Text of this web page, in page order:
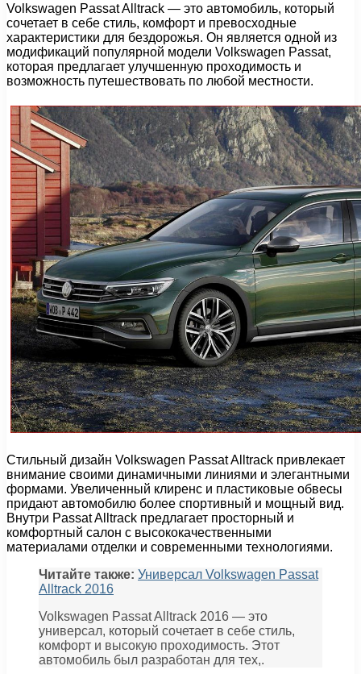
Volkswagen Passat Alltrack — это автомобиль, который
сочетает в себе стиль, комфорт и превосходные
характеристики для бездорожья. Он является одной из
модификаций популярной модели Volkswagen Passat,
которая предлагает улучшенную проходимость и
возможность путешествовать по любой местности.
Стильный дизайн Volkswagen Passat Alltrack привлекает
внимание своими динамичными линиями и элегантными
формами. Увеличенный клиренс и пластиковые обвесы
придают автомобилю более спортивный и мощный вид.
Внутри Passat Alltrack предлагает просторный и
комфортный салон с высококачественными
материалами отделки и современными технологиями.
Читайте также: Универсал Volkswagen Passat
Alltrack 2016
Volkswagen Passat Alltrack 2016 — это
универсал, который сочетает в себе стиль,
комфорт и высокую проходимость. Этот
автомобиль был разработан для тех,.